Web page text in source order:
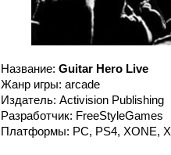
Название: Guitar Hero Live
Жанр игры: arcade
Издатель: Activision Publishing
Разработчик: FreeStyleGames
Платформы: PC, PS4, XONE,